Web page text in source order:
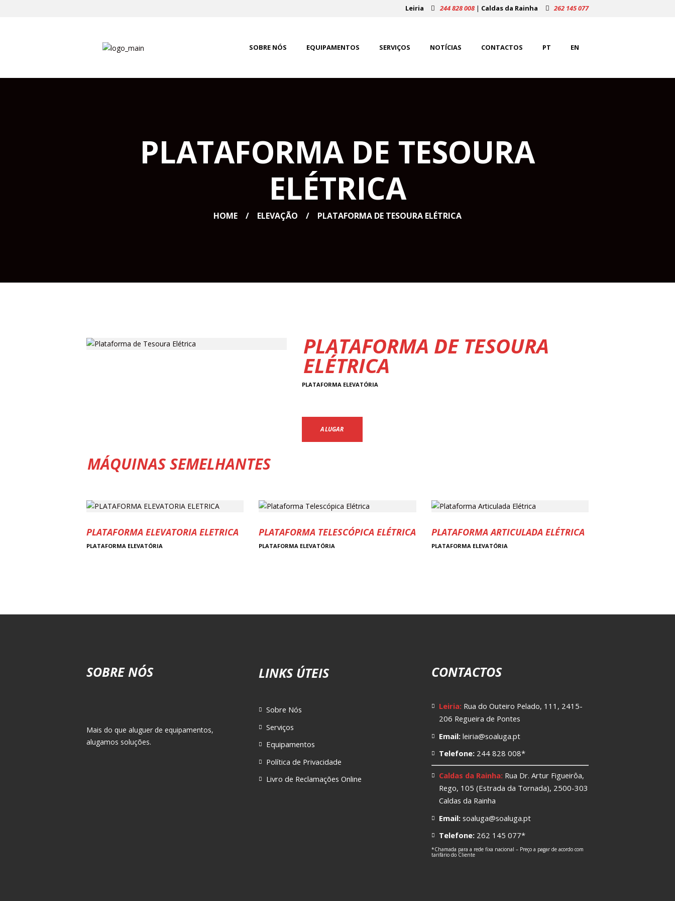
Leiria 244 828 008 | Caldas da Rainha 262 145 077
SOBRE NÓS EQUIPAMENTOS SERVIÇOS NOTÍCIAS CONTACTOS PT EN
PLATAFORMA DE TESOURA
ELÉTRICA
HOME ELEVAÇÃO PLATAFORMA DE TESOURA ELÉTRICA
PLATAFORMA DE TESOURA
ELÉTRICA
PLATAFORMA ELEVATÓRIA
ALUGAR
MÁQUINAS SEMELHANTES
PLATAFORMA ELEVATORIA ELETRICA
PLATAFORMA ELEVATÓRIA
PLATAFORMA TELESCÓPICA ELÉTRICA
PLATAFORMA ELEVATÓRIA
PLATAFORMA ARTICULADA ELÉTRICA
PLATAFORMA ELEVATÓRIA
SOBRE NÓS
Mais do que aluguer de equipamentos,
alugamos soluções.
LINKS ÚTEIS
Sobre Nós
Serviços
Equipamentos
Política de Privacidade
Livro de Reclamações Online
CONTACTOS
Leiria: Rua do Outeiro Pelado, 111, 2415-
206 Regueira de Pontes
Email: leiria@soaluga.pt
Telefone: 244 828 008*
Caldas da Rainha: Rua Dr. Artur Figueirôa,
Rego, 105 (Estrada da Tornada), 2500-303
Caldas da Rainha
Email: soaluga@soaluga.pt
Telefone: 262 145 077*
*Chamada para a rede fixa nacional – Preço a pagar de acordo com
tarifário do Cliente